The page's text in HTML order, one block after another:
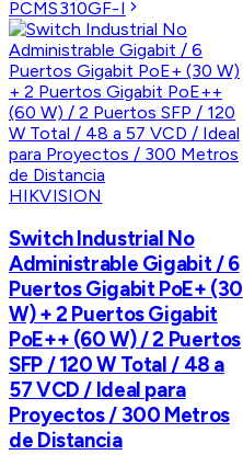
PCMS310GF-I
HIKVISION
Switch Industrial No
Administrable Gigabit / 6
Puertos Gigabit PoE+ (30
W) + 2 Puertos Gigabit
PoE++ (60 W) / 2 Puertos
SFP / 120 W Total / 48 a
57 VCD / Ideal para
Proyectos / 300 Metros
de Distancia